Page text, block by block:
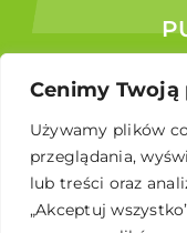
Cenimy
Używamy plików
przeglądania,
lub treści oraz
„Akceptuj
Reports
Educational